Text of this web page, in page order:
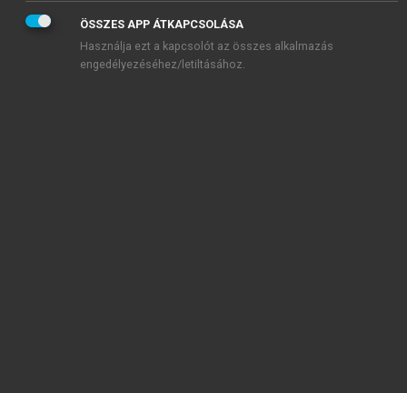
ÖSSZES APP ÁTKAPCSOLÁSA
Használja ezt a kapcsolót az összes alkalmazás
engedélyezéséhez/letiltásához.